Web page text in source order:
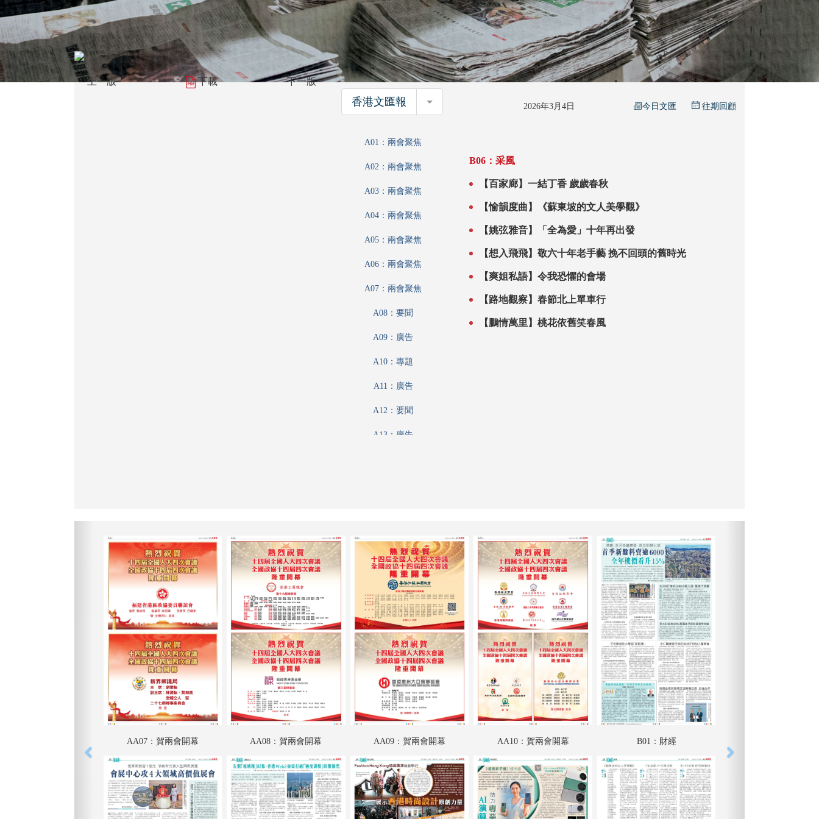
上一版 下載 下一版
香港文匯報 香港文匯報 2026年3月4日 今日文匯 往期回顧
A01：兩會聚焦
A02：兩會聚焦
A03：兩會聚焦
A04：兩會聚焦
A05：兩會聚焦
A06：兩會聚焦
A07：兩會聚焦
A08：要聞
A09：廣告
A10：專題
A11：廣告
A12：要聞
A13：廣告
A18：要聞
A19：香江載道
A20：集思匯
A21：科教啟智
A22：副刊專題
A23：體育
A24：港聞
AA01：賀兩會開幕
AA03：賀兩會開幕
AA04：賀兩會開幕
B06：采風
【百家廊】一結丁香 歲歲春秋
【愉韻度曲】《蘇東坡的文人美學觀》
【姚弦雅音】「全為愛」十年再出發
【想入飛飛】敬六十年老手藝 挽不回頭的舊時光
【爽姐私語】令我恐懼的會場
【路地觀察】春節北上單車行
【鵬情萬里】桃花依舊笑春風
AA07：賀兩會開幕 AA08：賀兩會開幕 AA09：賀兩會開幕 AA10：賀兩會開幕 B01：財經